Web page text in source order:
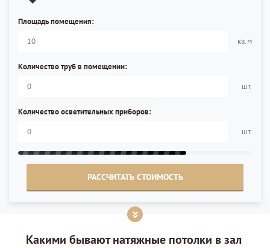
Площадь помещения:
кв.м
Количество труб в помещении:
шт.
Количество осветительных приборов:
шт.
РАССЧИТАТЬ СТОИМОСТЬ
Какими бывают натяжные потолки в зал